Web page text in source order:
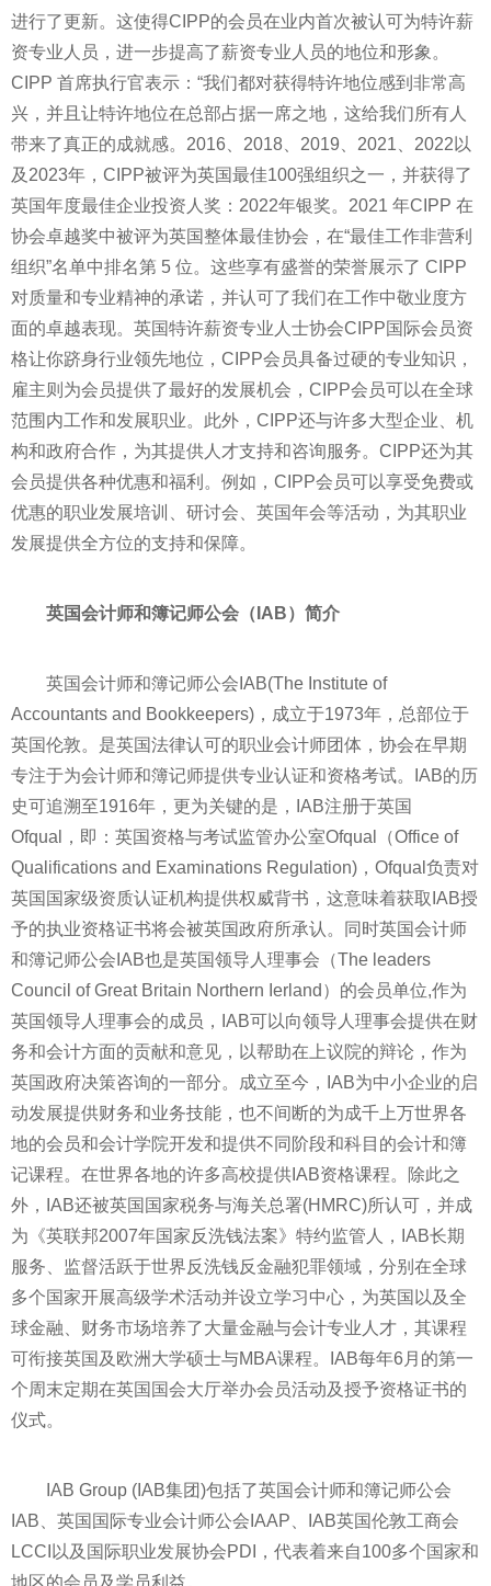
进行了更新。这使得CIPP的会员在业内首次被认可为特许薪
资专业人员，进一步提高了薪资专业人员的地位和形象。
CIPP 首席执行官表示：“我们都对获得特许地位感到非常高
兴，并且让特许地位在总部占据一席之地，这给我们所有人
带来了真正的成就感。2016、2018、2019、2021、2022以
及2023年，CIPP被评为英国最佳100强组织之一，并获得了
英国年度最佳企业投资 人奖：2022年银奖。2021 年CIPP 在
协会卓越奖中被评为英国整体最佳协会，在“最佳工作非营利
组织”名单中排名第 5 位。这些享有盛誉的荣誉展示了 CIPP
对质量和专业精神的承诺，并认可了我们在工作中敬业度方
面的卓越表现。英国特许薪资专业人士协会CIPP国际会员资
格让你跻身行业领先地位，CIPP会员具备过硬的专业知识，
雇主则为会员提供了最好的发展机会，CIPP会员可以在全球
范围内工作和发展职业。此外，CIPP还与许多大型企业、机
构和政府合作，为其提供人才支持和咨询服务。CIPP还为其
会员提供各种优惠和福利。例如，CIPP会员可以享受免费或
优惠的职业发展培训、研讨会、英国年会等活动，为其职业
发展提供全方位的支持和保障。
英国会计师和簿记师公会（ IAB）简介
英国会计师和簿记师公会IAB(The Institute of
Accountants and Bookkeepers)，成立于1973年，总部位于
英国伦敦。是英国法律认可的职业会计师团体，协会在早期
专注于为会计师和簿记师提供专业认证和资格考试。IAB的历
史可追溯至1916年，更为关键的是，IAB注册于英国
Ofqual，即：英国资格与考试监管办公室Ofqual（Office of
Qualifications and Examinations Regulation)，Ofqual负责对
英国 国家级资质认证机构提供权威背书，这意味着获取IAB授
予的执业资格证书将会被英国政府所承认。同时英国会计师
和簿记师公会IAB也是英国领导人 理事会（The leaders
Council of Great Britain Northern Ierland）的会员单位,作为
英国领导人 理事会的成员，IAB可以向领导人 理事会提供在财
务和会计方面的贡献和意见，以帮助在上议院的辩论，作为
英国政府决策咨询的一部分。成立至今，IAB为中小企业的启
动发展提供财务和业务技能，也不间断的为成千上万世界各
地的会员和会计学院开发和提供不同阶段和科目的会计和簿
记课程。在世界各地的许多高校提供IAB资格课程。除此之
外，IAB还被英国 国家税务与海关总署(HMRC)所认可，并成
为《英联邦2007年国家反洗钱法案》特约监管人，IAB长期
服务、监督活跃于世界反洗钱反金融犯罪领域，分别在全球
多个国家开展高级学术活动并设立学习中心，为英国以及全
球金融 、财务市场培养了大量金融与会计专业人才，其课程
可衔接英国及欧洲大学硕士与MBA课程。IAB每年6月的第一
个周末定期在英国国会大厅举办会员活动及授予资格证书的
仪式。
IAB Group (IAB集团)包括了英国会计师和簿记师公会
IAB、英国国际专业会计师公会IAAP、IAB英国伦敦工商会
LCCI以及国际职业发展协会PDI，代表着来自100多个国家和
地区的会员及学员利益。